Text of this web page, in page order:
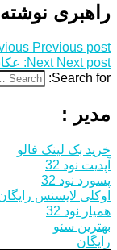
راهبری نوشته
Previous post:
Next Next post:
Search for:
مدیر :
خرید بک لینک فالو
آپدیت نود 32
پسورد نود 32
اوکلی لایسنس رایگان
همیار نود 32
بهترین سئو
رایگان